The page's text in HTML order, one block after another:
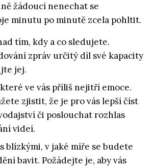
žádoucí nenechat se
minutu po minutě zcela pohltit.
tím, kdy a co sledujete.
zpráv určitý díl své kapacity
jej.
ve vás příliš nejitří emoce.
zjistit, že je pro vás lepší číst
či poslouchat rozhlas
videí.
blízkými, v jaké míře se budete
bavit. Požádejte je, aby vás